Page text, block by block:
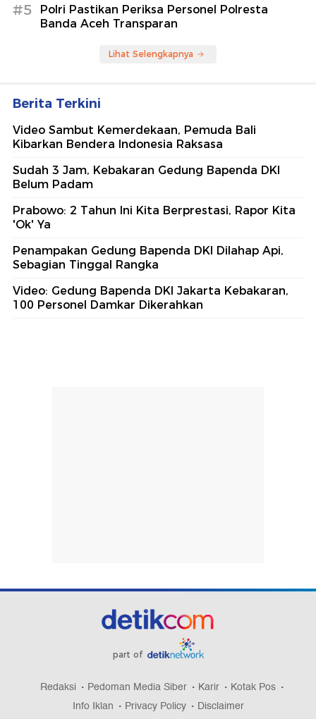
#5
Polri Pastikan Periksa Personel Polresta
Banda Aceh Transparan
Lihat Selengkapnya
Berita Terkini
Video Sambut Kemerdekaan, Pemuda Bali
Kibarkan Bendera Indonesia Raksasa
Sudah 3 Jam, Kebakaran Gedung Bapenda DKI
Belum Padam
Prabowo: 2 Tahun Ini Kita Berprestasi, Rapor Kita
'Ok' Ya
Penampakan Gedung Bapenda DKI Dilahap Api,
Sebagian Tinggal Rangka
Video: Gedung Bapenda DKI Jakarta Kebakaran,
100 Personel Damkar Dikerahkan
part of
Redaksi Pedoman Media Siber Karir
Kotak Pos
Info Iklan
Privacy Policy Disclaimer